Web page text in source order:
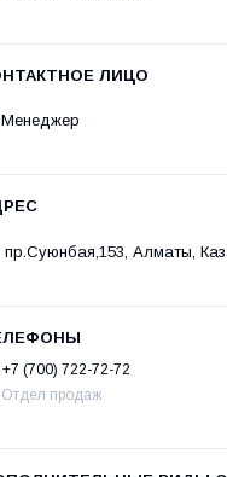
Менеджер
пр.Суюнбая,153, Алматы,
+7 (700) 722-72-72
Отдел продаж